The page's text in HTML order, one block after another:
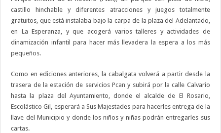
castillo hinchable y diferentes atracciones y juegos totalmente
gratuitos, que está instalaba bajo la carpa de la plaza del Adelantado,
en La Esperanza, y que acogerá varios talleres y actividades de
dinamización infantil para hacer más llevadera la espera a los más
pequeños.
Como en ediciones anteriores, la cabalgata volverá a partir desde la
trasera de la estación de servicios Pcan y subirá por la calle Calvario
hasta la plaza del Ayuntamiento, donde el alcalde de El Rosario,
Escolástico Gil, esperará a Sus Majestades para hacerles entrega de la
llave del Municipio y donde los niños y niñas podrán entregarles sus
cartas.